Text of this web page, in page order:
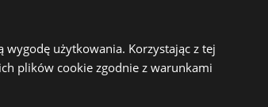
użytkowania. Korzystając z tej
plików cookie zgodnie z warunkami